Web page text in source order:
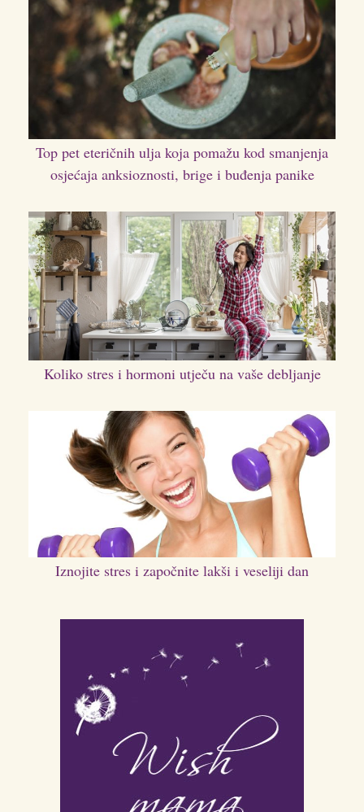
Top pet eteričnih ulja koja pomažu kod smanjenja
osjećaja anksioznosti, brige i buđenja panike
Koliko stres i hormoni utječu na vaše debljanje
Iznojite stres i započnite lakši i veseliji dan